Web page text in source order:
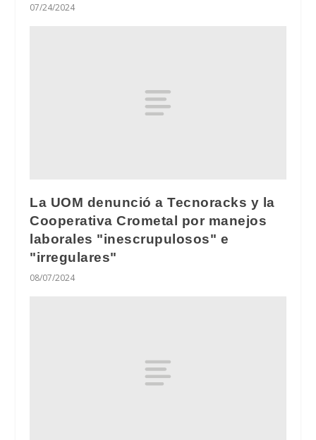
07/24/2024
La UOM denunció a Tecnoracks y la
Cooperativa Crometal por manejos
laborales "inescrupulosos" e
"irregulares"
08/07/2024